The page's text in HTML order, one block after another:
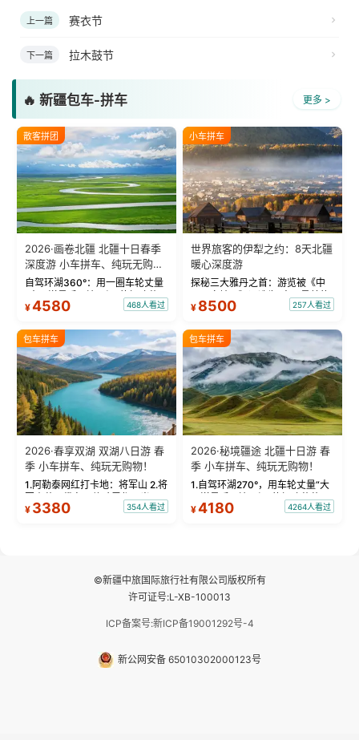
上一篇 赛衣节
下一篇 拉木鼓节
🔥 新疆包车-拼车 更多 >
散客拼团
2026·画卷北疆 北疆十日春季
深度游 小车拼车、纯玩无购
物！
自驾环湖360°：用一圈车轮丈量
“大西洋最后一滴眼泪”的极致蔚
蓝。 赛湖旅拍：甄选多款风格服
绝美瞬间。 赛湖坦克300跟车视
频：专业摄影师...
¥4580 468人看过
小车拼车
世界旅客的伊犁之约：8天北疆
暖心深度游
探秘三大雅丹之首：游览被《中
国国家地理》评选为“中国最美的
三大雅丹”第一名的克拉玛依魔鬼
瓦人最大村落——禾木村，欣赏
晨雾与小木...
¥ 8500 257人看过
包车拼车
2026·春享双湖 双湖八日游 春
季 小车拼车、纯玩无购物！
1.阿勒泰网红打卡地：将军山 2.将
军山落日缆车，体验雪都风光 3.
将军山，夕阳派对，蹦迪party 4.
¥ 3380 354人看过
包车拼车
2026·秘境疆途 北疆十日游 春
季 小车拼车、纯玩无购物！
1.自驾环湖270°，用车轮丈量“大
西洋最后一滴眼泪”的极致蔚蓝，
让雪山、花海与深邃湖水在转弯
¥4180 4264人看过
©新疆中旅国际旅行社有限公司版权所有
许可证号:L-XB-100013
ICP备案号:新ICP备19001292号-4
新公网安备 65010302000123号